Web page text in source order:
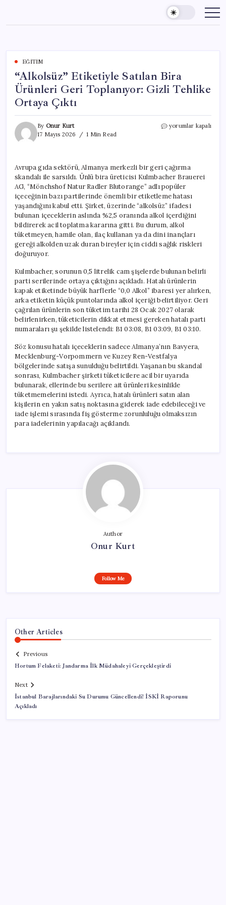
content
EĞITIM
“Alkolsüz” Etiketiyle Satılan Bira
Ürünleri Geri Toplanıyor: Gizli Tehlike
Ortaya Çıktı
By Onur Kurt
17 Mayıs 2026
1 Min Read
“Alkolsüz”
Geri
Toplanıyor:
Gizli
Tehlike
Ortaya
için
yorumlar kapalı
Avrupa gıda sektörü, Almanya merkezli bir geri çağırma
skandalı ile sarsıldı. Ünlü bira üreticisi Kulmbacher Brauerei
AG, “Mönchshof Natur Radler Blutorange” adlı popüler
içeceğinin bazı partilerinde önemli bir etiketleme hatası
yaşandığını kabul etti. Şirket, üzerinde “alkolsüz” ifadesi
bulunan içeceklerin aslında %2,5 oranında alkol içerdiğini
bildirerek acil toplatma kararına gitti. Bu durum, alkol
tüketmeyen, hamile olan, ilaç kullanan ya da dini inançları
gereği alkolden uzak duran bireyler için ciddi sağlık riskleri
doğuruyor.
Kulmbacher, sorunun 0,5 litrelik cam şişelerde bulunan belirli
parti serilerinde ortaya çıktığını açıkladı. Hatalı ürünlerin
kapak etiketinde büyük harflerle “0,0 Alkol” ibaresi yer alırken,
arka etiketin küçük puntolarında alkol içeriği belirtiliyor. Geri
çağrılan ürünlerin son tüketim tarihi 28 Ocak 2027 olarak
belirlenirken, tüketicilerin dikkat etmesi gereken hatalı parti
numaraları şu şekilde listelendi: B1 03:08, B1 03:09, B1 03:10.
Söz konusu hatalı içeceklerin sadece Almanya’nın Bavyera,
Mecklenburg-Vorpommern ve Kuzey Ren-Vestfalya
bölgelerinde satışa sunulduğu belirtildi. Yaşanan bu skandal
sonrası, Kulmbacher şirketi tüketicilere acil bir uyarıda
bulunarak, ellerinde bu serilere ait ürünleri kesinlikle
tüketmemelerini istedi. Ayrıca, hatalı ürünleri satın alan
kişilerin en yakın satış noktasına giderek iade edebileceği ve
iade işlemi sırasında fiş gösterme zorunluluğu olmaksızın
para iadelerinin yapılacağı açıklandı.
Author
Onur Kurt
Follow Me
Other Articles
Previous
Hortum Felaketi: Jandarma İlk Müdahaleyi Gerçekleştirdi
Next
İstanbul Barajlarındaki Su Durumu Güncellendi! İSKİ Raporunu
Açıkladı